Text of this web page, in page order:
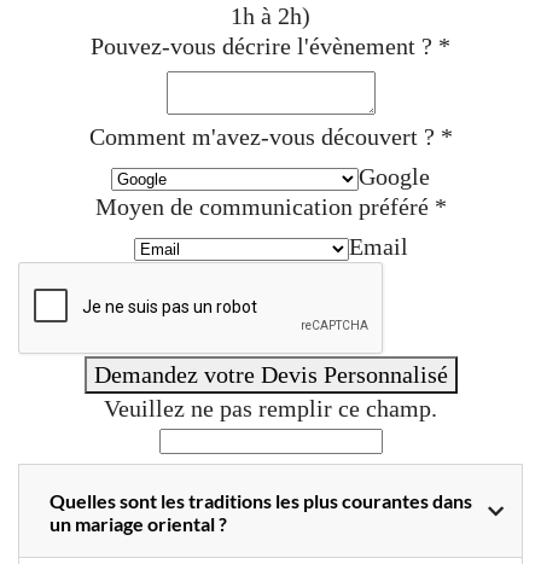
1h à 2h)
Pouvez-vous décrire l'évènement ? *
Comment m'avez-vous découvert ? *
Google
Moyen de communication préféré *
Email
Demandez votre Devis Personnalisé
Veuillez ne pas remplir ce champ.
Quelles sont les traditions les plus courantes dans
un mariage oriental ?